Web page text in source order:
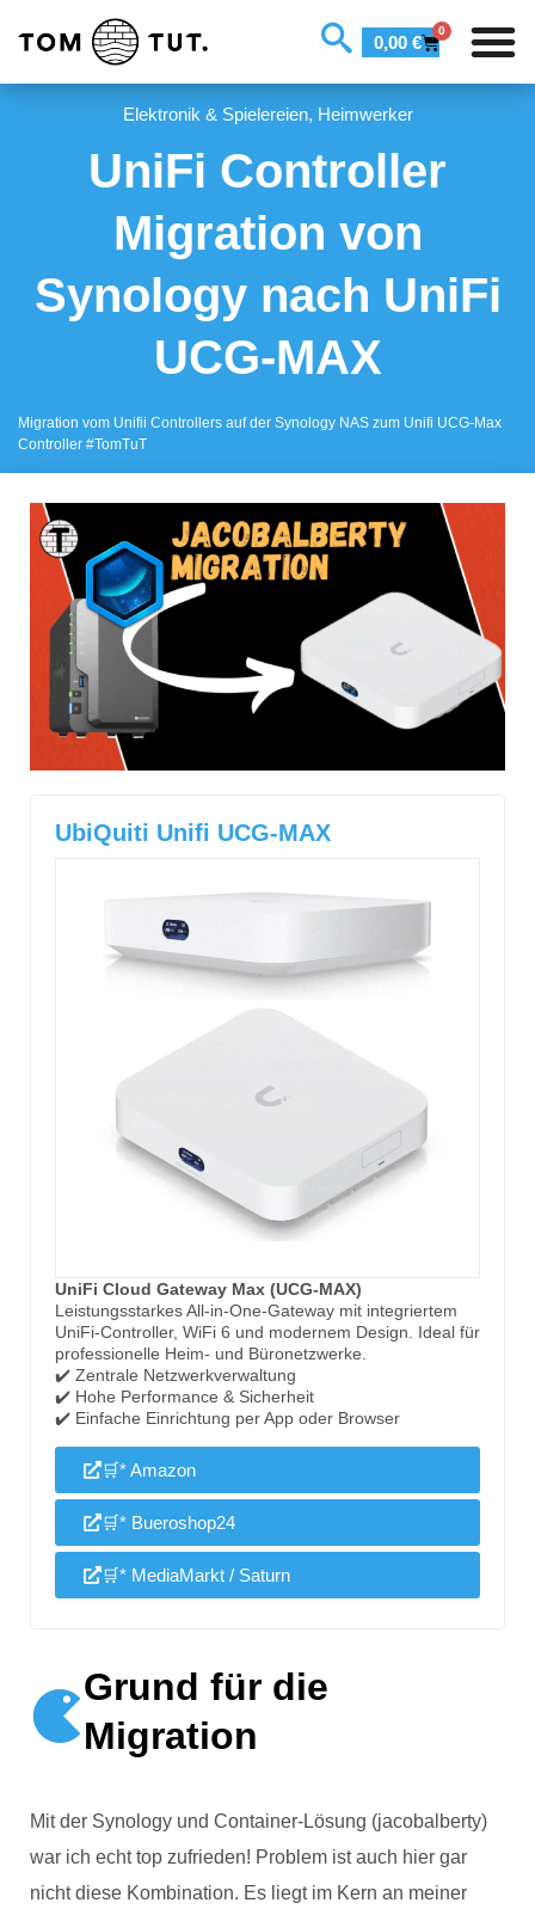
0,00 €
0
Elektronik & Spielereien, Heimwerker
UniFi Controller
Migration von
Synology nach UniFi
UCG-MAX
Migration vom Unifii Controllers auf der Synology NAS zum Unifi UCG-Max
Controller #TomTuT
UbiQuiti Unifi UCG-MAX
UniFi Cloud Gateway Max (UCG-MAX)
Leistungsstarkes All-in-One-Gateway mit integriertem
UniFi-Controller, WiFi 6 und modernem Design. Ideal für
professionelle Heim- und Büronetzwerke.
✔️ Zentrale Netzwerkverwaltung
✔️ Hohe Performance & Sicherheit
✔️ Einfache Einrichtung per App oder Browser
🛒* Amazon
🛒* Bueroshop24
🛒* MediaMarkt / Saturn
Grund für die
Migration
Mit der Synology und Container-Lösung (jacobalberty)
war ich echt top zufrieden! Problem ist auch hier gar
nicht diese Kombination. Es liegt im Kern an meiner